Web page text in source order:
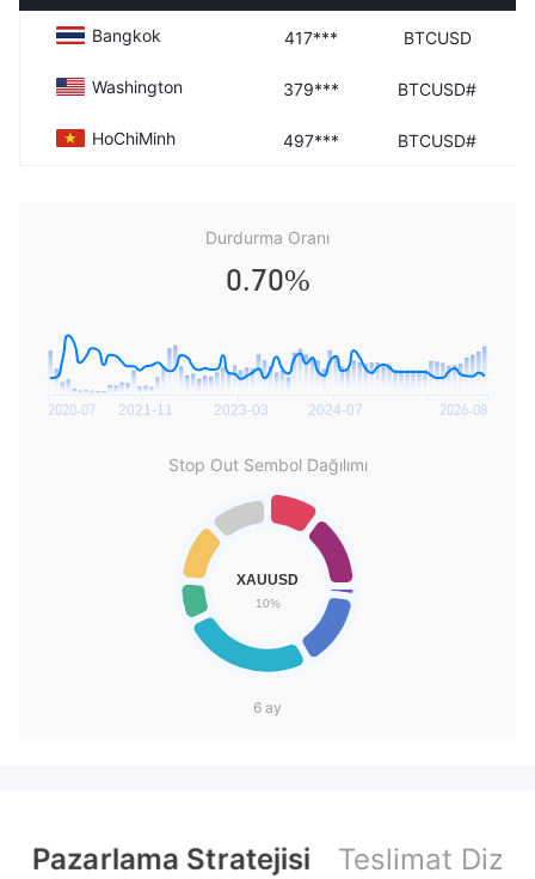
Bangkok 417*** BTCUSD
Washington 379*** BTCUSD#
HoChiMinh 497*** BTCUSD#
Durdurma Oranı
0.70%
Stop Out Sembol Dağılımı
6 ay
Pazarlama Stratejisi Teslimat Dizini